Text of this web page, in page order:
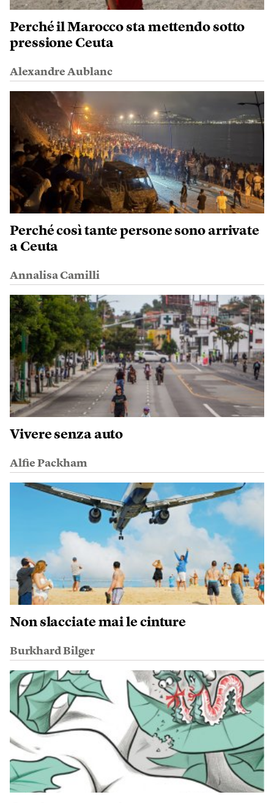
Perché il Marocco sta mettendo sotto
pressione Ceuta
Alexandre Aublanc
Perché così tante persone sono arrivate
a Ceuta
Annalisa Camilli
Vivere senza auto
Alfie Packham
Non slacciate mai le cinture
Burkhard Bilger